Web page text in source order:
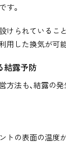
す。
けられているこ
用した換気が可能
結露予防
方法も、結露の
トの表面の温度